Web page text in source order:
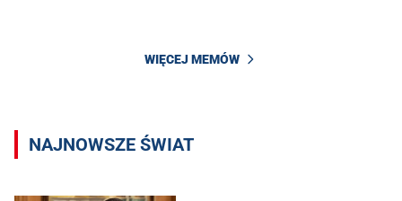
WIĘCEJ MEMÓW
NAJNOWSZE ŚWIAT